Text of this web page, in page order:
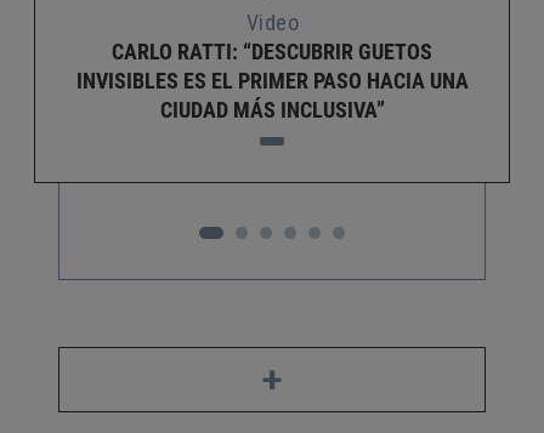
Video
CARLO RATTI: “DESCUBRIR GUETOS
INVISIBLES ES EL PRIMER PASO HACIA UNA
CIUDAD MÁS INCLUSIVA”
+